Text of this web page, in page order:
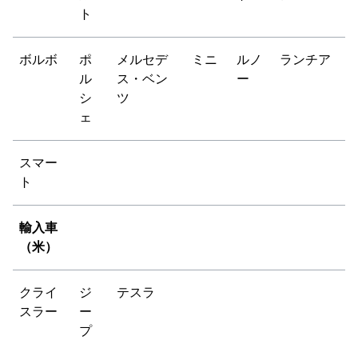
ト
ボルボ
ポ
ル
シ
ェ
メルセデ
ス・ベン
ツ
ミニ
ルノ
ー
ランチア
スマー
ト
輸入車
（米）
クライ
スラー
ジ
ー
プ
テスラ